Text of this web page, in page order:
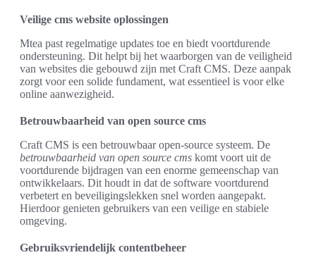
Veilige cms website oplossingen
Mtea past regelmatige updates toe en biedt voortdurende
ondersteuning. Dit helpt bij het waarborgen van de veiligheid
van websites die gebouwd zijn met Craft CMS. Deze aanpak
zorgt voor een solide fundament, wat essentieel is voor elke
online aanwezigheid.
Betrouwbaarheid van open source cms
Craft CMS is een betrouwbaar open-source systeem. De
betrouwbaarheid van open source cms komt voort uit de
voortdurende bijdragen van een enorme gemeenschap van
ontwikkelaars. Dit houdt in dat de software voortdurend
verbetert en beveiligingslekken snel worden aangepakt.
Hierdoor genieten gebruikers van een veilige en stabiele
omgeving.
Gebruiksvriendelijk contentbeheer